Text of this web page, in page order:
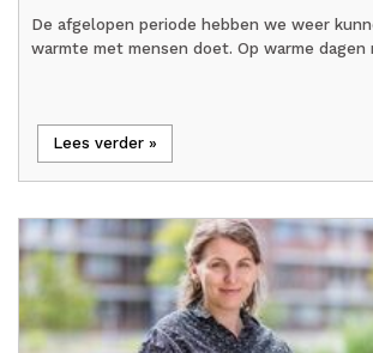
De afgelopen periode hebben we weer
warmte met mensen doet. Op warme
Lees verder »